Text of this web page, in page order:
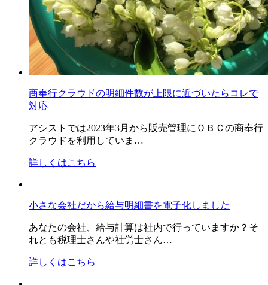
商奉行クラウドの明細件数が上限に近づいたらコレで
対応
アシストでは2023年3月から販売管理にＯＢＣの商奉行
クラウドを利用していま…
詳しくはこちら
小さな会社だから給与明細書を電子化しました
あなたの会社、給与計算は社内で行っていますか？そ
れとも税理士さんや社労士さん…
詳しくはこちら